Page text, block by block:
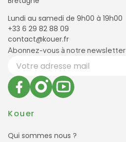
Lundi au samedi de 9h00 à 19h00
+33 6 29 82 88 09
contact@kouer.fr
Newsletter et réseaux sociaux
Abonnez-vous à notre newsletter
Votre adresse email
Kouer
Qui sommes nous ?